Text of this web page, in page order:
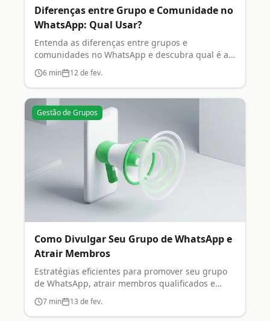
Diferenças entre Grupo e Comunidade no
WhatsApp: Qual Usar?
Entenda as diferenças entre grupos e
comunidades no WhatsApp e descubra qual é a
melhor opção para você.
6 min 12 de fev.
Gestão de Grupos
Como Divulgar Seu Grupo de WhatsApp e
Atrair Membros
Estratégias eficientes para promover seu grupo
de WhatsApp, atrair membros qualificados e
crescer organicamente.
7 min 13 de fev.